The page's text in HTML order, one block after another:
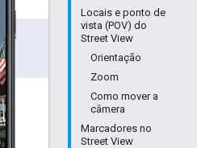
Locais e ponto de
vista (POV) do
Street View
Orientação
Zoom
Como mover a
câmera
Marcadores no
Street View